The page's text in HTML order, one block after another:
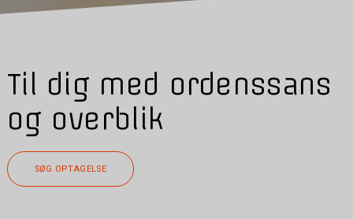
Til dig med ordenssans
og overblik
SØG OPTAGELSE